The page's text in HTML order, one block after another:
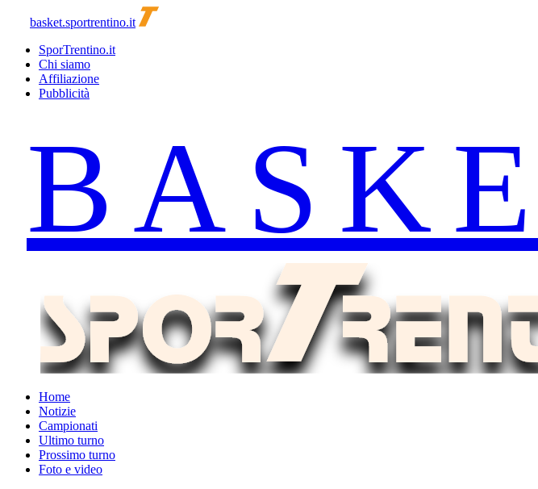
basket.sportrentino.it
SporTrentino.it
Chi siamo
Affiliazione
Pubblicità
Home
Notizie
Campionati
Ultimo turno
Prossimo turno
Foto e video